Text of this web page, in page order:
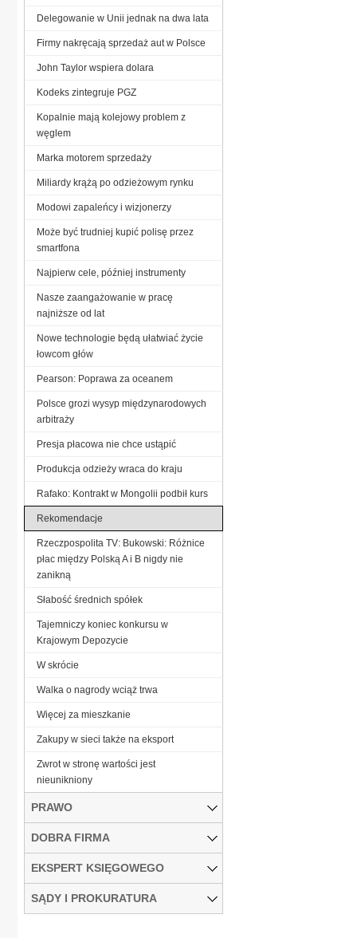
Delegowanie w Unii jednak na dwa lata
Firmy nakręcają sprzedaż aut w Polsce
John Taylor wspiera dolara
Kodeks zintegruje PGZ
Kopalnie mają kolejowy problem z
węglem
Marka motorem sprzedaży
Miliardy krążą po odzieżowym rynku
Modowi zapaleńcy i wizjonerzy
Może być trudniej kupić polisę przez
smartfona
Najpierw cele, później instrumenty
Nasze zaangażowanie w pracę
najniższe od lat
Nowe technologie będą ułatwiać życie
łowcom głów
Pearson: Poprawa za oceanem
Polsce grozi wysyp międzynarodowych
arbitraży
Presja płacowa nie chce ustąpić
Produkcja odzieży wraca do kraju
Rafako: Kontrakt w Mongolii podbił kurs
Rekomendacje
Rzeczpospolita TV: Bukowski: Różnice
płac między Polską A i B nigdy nie
zanikną
Słabość średnich spółek
Tajemniczy koniec konkursu w
Krajowym Depozycie
W skrócie
Walka o nagrody wciąż trwa
Więcej za mieszkanie
Zakupy w sieci także na eksport
Zwrot w stronę wartości jest
nieunikniony
PRAWO
DOBRA FIRMA
EKSPERT KSIĘGOWEGO
SĄDY I PROKURATURA